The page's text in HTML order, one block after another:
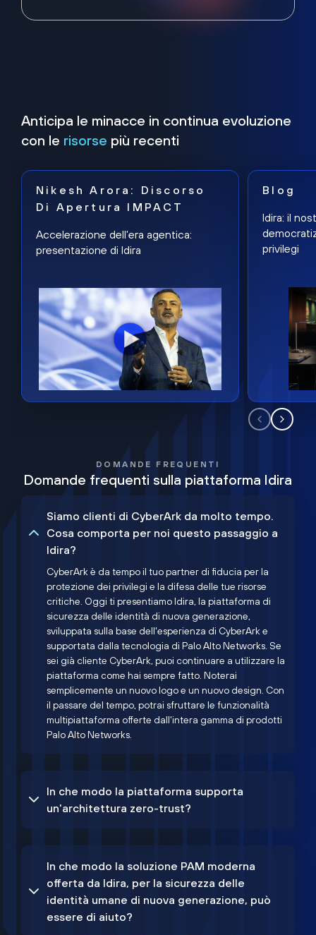
Anticipa le minacce in continua evoluzione
con le risorse più recenti
Nikesh Arora: Discorso
Di Apertura IMPACT
Accelerazione dell'era agentica:
presentazione di Idira
Blog
Idira: il
privilegi
DOMANDE FREQUENTI
Domande frequenti sulla piattaforma Idira
Siamo clienti di CyberArk da molto tempo.
Cosa comporta per noi questo passaggio a
Idira?
CyberArk è da tempo il tuo partner di fiducia per la
protezione dei privilegi e la difesa delle tue risorse
critiche. Oggi ti presentiamo Idira, la piattaforma di
sicurezza delle identità di nuova generazione,
sviluppata sulla base dell'esperienza di CyberArk e
supportata dalla tecnologia di Palo Alto Networks. Se
sei già cliente CyberArk, puoi continuare a utilizzare la
piattaforma come hai sempre fatto. Noterai
semplicemente un nuovo logo e un nuovo design. Con
il passare del tempo, potrai sfruttare le funzionalità
multipiattaforma offerte dall'intera gamma di prodotti
Palo Alto Networks.
In che modo la piattaforma supporta
un'architettura zero-trust?
In che modo la soluzione PAM moderna
offerta da Idira, per la sicurezza delle
identità umane di nuova generazione, può
essere di aiuto?